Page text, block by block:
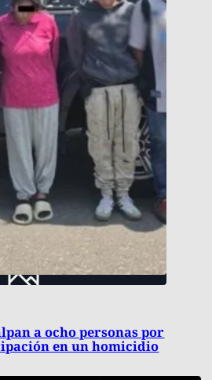
a ocho personas por
en un homicidio